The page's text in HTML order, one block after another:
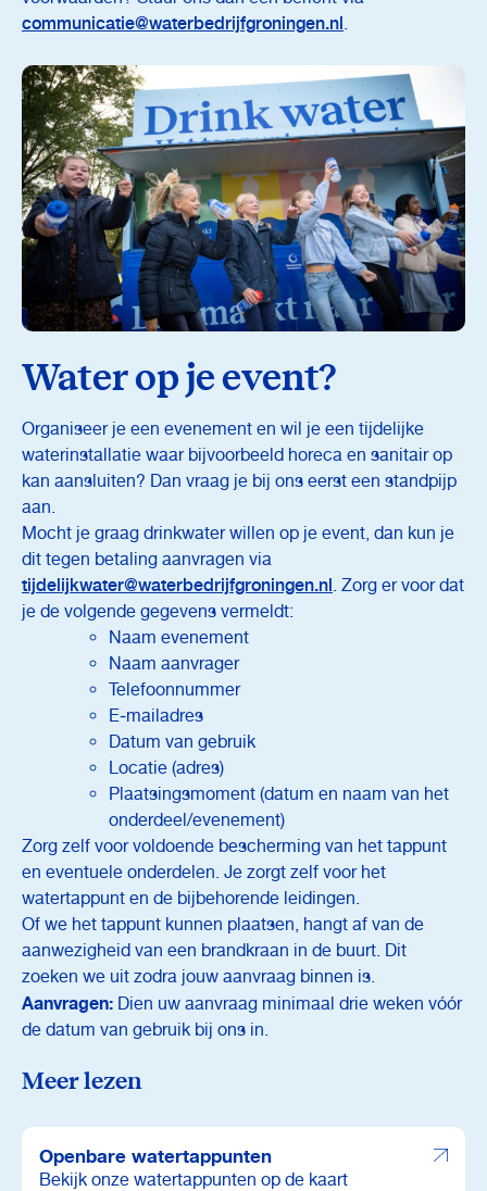
communicatie@waterbedrijfgroningen.nl
Water op je event?
Organiseer je een evenement en wil je een tijdelijke
waterinstallatie waar bijvoorbeeld horeca en sanitair op
kan aansluiten? Dan vraag je bij ons eerst een standpijp
aan.
Mocht je graag drinkwater willen op je event, dan kun je
dit tegen betaling aanvragen via
tijdelijkwater@waterbedrijfgroningen.nl. Zorg er voor dat
je de volgende gegevens vermeldt:
Naam evenement
Naam aanvrager
Telefoonnummer
E‑mailadres
Datum van gebruik
Locatie (adres)
Plaatsingsmoment (datum en naam van het
onderdeel/evenement)
Zorg zelf voor voldoende bescherming van het tappunt
en eventuele onderdelen. Je zorgt zelf voor het
watertappunt en de bijbehorende leidingen.
Of we het tappunt kunnen plaatsen, hangt af van de
aanwezigheid van een brandkraan in de buurt. Dit
zoeken we uit zodra jouw aanvraag binnen is.
Aanvragen: Dien uw aanvraag minimaal drie weken vóór
de datum van gebruik bij ons in.
Meer lezen
Openbare watertappunten
Bekijk onze watertappunten op de kaart